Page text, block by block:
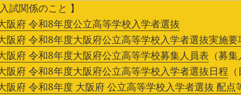
入試関係のこと 】
阪府 令和8年度公立高等学校入学者選抜
阪府 令和8年度大阪府公立高等学校入学者選抜実施要
阪府 令和8年度大阪府公立高等学校募集人員表 （募集
阪府 令和8年度大阪府公立高等学校入学者選抜日程
阪府 令和8年度 大阪府 公立高等学校入学者選抜 配点